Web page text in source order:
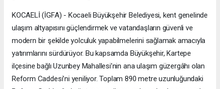
KOCAELİ (İGFA) - Kocaeli Büyükşehir Belediyesi, kent genelinde
ulaşım altyapısını güçlendirmek ve vatandaşların güvenli ve
modern bir şekilde yolculuk yapabilmelerini sağlamak amacıyla
yatırımlarını sürdürüyor. Bu kapsamda Büyükşehir, Kartepe
ilçesine bağlı Uzunbey Mahallesi’nin ana ulaşım güzergâhı olan
Reform Caddesi’ni yeniliyor. Toplam 890 metre uzunluğundaki